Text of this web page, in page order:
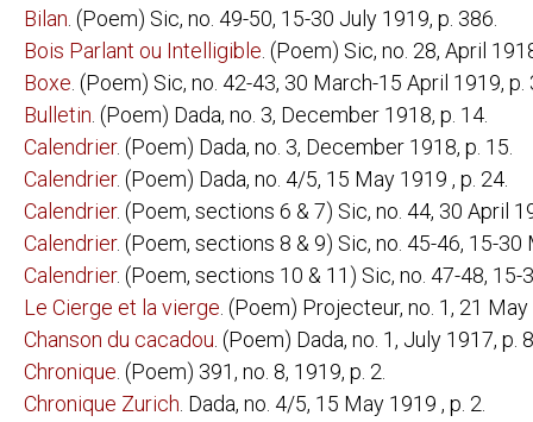
HUGO BALL:
FLAMETTI
ZUR KRITIK
SERGE CHARCHOUNE:
DADAIZM:
THEO VAN DOESBURG:
CLASSIQUE
DE NIEUWE
DRIE
WAT IS
CARL EINSTEIN:
PAUL ELUARD:
LES
LES
MAX ERNST:
EXPOSITION
JULIUS EVOLA:
EDGAR FIRN (KARL DÖHMAN)
Bilan . (Poem) Sic, no. 49-50, 15-30 July 1919, p. 386.
Bois Parlant ou Intelligible . (Poem) Sic, no. 28, April
Boxe . (Poem) Sic, no. 42-43, 30 March-15 April 1919, p.
Bulletin . (Poem) Dada, no. 3, December 1918, p. 14.
Calendrier. (Poem) Dada, no. 3, December 1918, p. 15.
Calendrier. (Poem) Dada, no. 4/5, 15 May 1919 , p. 24.
Calendrier. (Poem, sections 6 & 7) Sic, no. 44, 30 April
Calendrier. (Poem, sections 8 & 9) Sic, no. 45-46, 15-30
Calendrier. (Poem, sections 10 & 11) Sic, no. 47-48, 15-
Le Cierge et la vierge . (Poem) Projecteur, no. 1, 21
Chanson du cacadou . (Poem) Dada, no. 1, July 1917, p.
Chronique . (Poem) 391, no. 8, 1919, p. 2.
Chronique Zurich . Dada, no. 4/5, 15 May 1919 , p. 2.